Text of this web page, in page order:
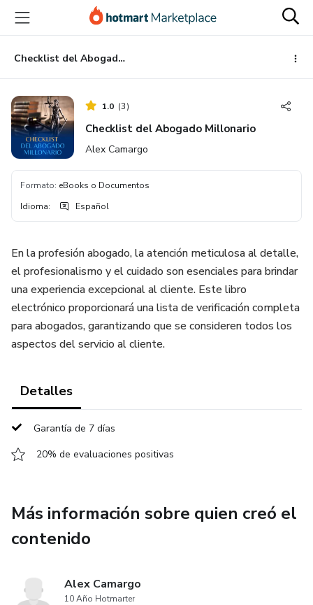
principal
página
de
página
Checklist del Abogado Millonario
1.0 (3)
Checklist del Abogado Millonario
Alex Camargo
Formato: eBooks o Documentos
Idioma: Español
En la profesión abogado, la atención meticulosa al detalle,
el profesionalismo y el cuidado son esenciales para brindar
una experiencia excepcional al cliente. Este libro
electrónico proporcionará una lista de verificación completa
para abogados, garantizando que se consideren todos los
aspectos del servicio al cliente.
Detalles
Garantía de 7 días
20% de evaluaciones positivas
Más información sobre quien creó el
contenido
Alex Camargo
10 Año Hotmarter